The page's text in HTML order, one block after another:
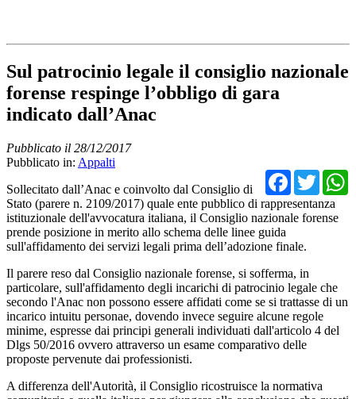
Sul patrocinio legale il consiglio nazionale
forense respinge l’obbligo di gara
indicato dall’Anac
Pubblicato il 28/12/2017
Pubblicato in: Appalti
Sollecitato dall’Anac e coinvolto dal Consiglio di
Stato (parere n. 2109/2017) quale ente pubblico di rappresentanza
istituzionale dell'avvocatura italiana, il Consiglio nazionale forense
prende posizione in merito allo schema delle linee guida
sull'affidamento dei servizi legali prima dell’adozione finale.
Il parere reso dal Consiglio nazionale forense, si sofferma, in
particolare, sull'affidamento degli incarichi di patrocinio legale che
secondo l'Anac non possono essere affidati come se si trattasse di un
incarico intuitu personae, dovendo invece seguire alcune regole
minime, espresse dai principi generali individuati dall'articolo 4 del
Dlgs 50/2016 ovvero attraverso un esame comparativo delle
proposte pervenute dai professionisti.
A differenza dell'Autorità, il Consiglio ricostruisce la normativa